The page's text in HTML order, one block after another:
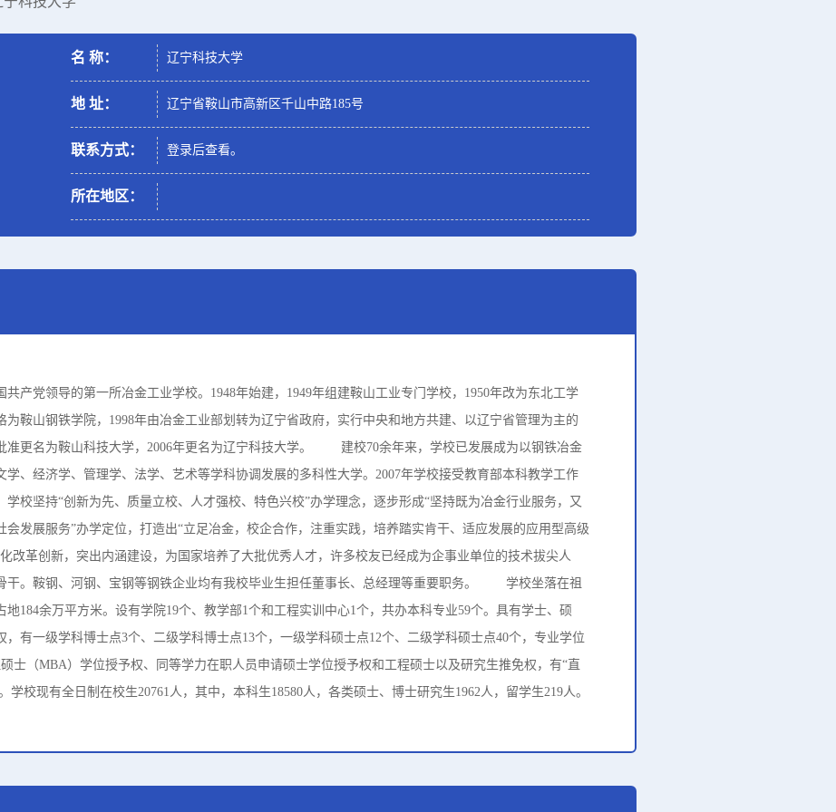
名 称： 辽宁科技大学
地 址： 辽宁省鞍山市高新区千山中路185号
联系方式： 登录后查看。
所在地区：
党领导的第一所冶金工业学校。1948年始建，1949年组建鞍山工业专门学校，1950年改为东北工学
为鞍山钢铁学院，1998年由冶金工业部划转为辽宁省政府，实行中央和地方共建、以辽宁省管理为主的
准更名为鞍山科技大学，2006年更名为辽宁科技大学。 建校70余年来，学校已发展成为以钢铁冶金
学、经济学、管理学、法学、艺术等学科协调发展的多科性大学。2007年学校接受教育部本科教学工作
学校坚持“创新为先、质量立校、人才强校、特色兴校”办学理念，逐步形成“坚持既为冶金行业服务，又
会发展服务”办学定位，打造出“立足冶金，校企合作，注重实践，培养踏实肯干、适应发展的应用型高级
改革创新，突出内涵建设，为国家培养了大批优秀人才，许多校友已经成为企事业单位的技术拔尖人
干。鞍钢、河钢、宝钢等钢铁企业均有我校毕业生担任董事长、总经理等重要职务。 学校坐落在祖
地184余万平方米。设有学院19个、教学部1个和工程实训中心1个，共办本科专业59个。具有学士、硕
，有一级学科博士点3个、二级学科博士点13个，一级学科硕士点12个、二级学科硕士点40个，专业学位
士（MBA）学位授予权、同等学力在职人员申请硕士学位授予权和工程硕士以及研究生推免权，有“直
学校现有全日制在校生20761人，其中，本科生18580人，各类硕士、博士研究生1962人，留学生219人。